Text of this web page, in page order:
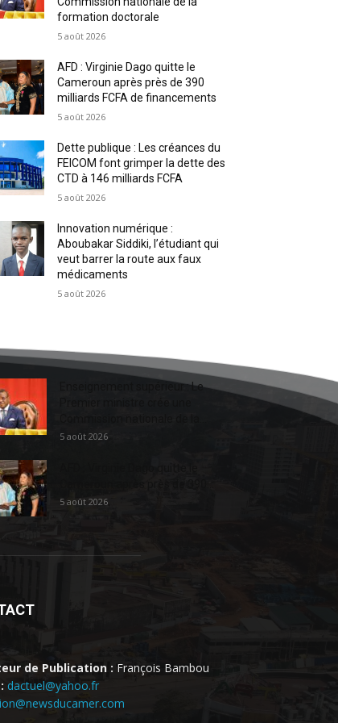
formation doctorale
5 août 2026
AFD : Virginie Dago quitte le
Cameroun après près de 390
milliards FCFA de financements
5 août 2026
Dette publique : Les créances du
FEICOM font grimper la dette des
CTD à 146 milliards FCFA
5 août 2026
Innovation numérique :
Aboubakar Siddiki, l’étudiant qui
veut barrer la route aux faux
médicaments
5 août 2026
Enseignement supérieur : Le
5 août 2026
5 août 2026
de Publication : François Bambou
dactuel@yahoo.fr